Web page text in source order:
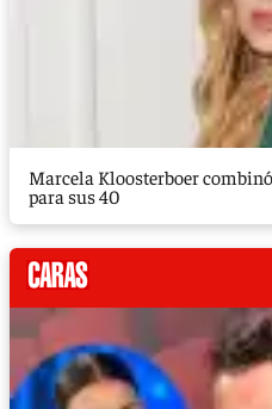
Marcela Kloosterboer
para sus 40